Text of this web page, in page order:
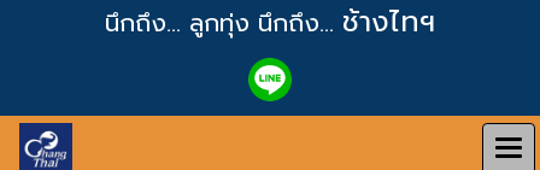
นึกถึง... ลูกทุ่ง นึกถึง... ช้างไทฯ